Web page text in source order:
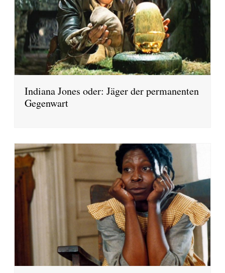
Indiana Jones oder: Jäger der permanenten
Gegenwart